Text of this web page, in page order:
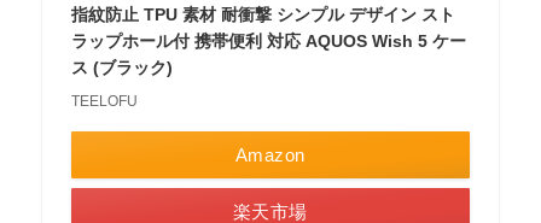
指紋防止 TPU 素材 耐衝撃 シンプル デザイン スト
ラップホール付 携帯便利 対応 AQUOS Wish 5 ケー
ス (ブラック)
TEELOFU
Amazon
楽天市場